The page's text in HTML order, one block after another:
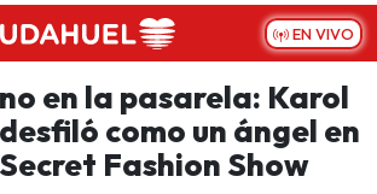
EN VIVO
en la pasarela: Karol
como un ángel en
Fashion Show